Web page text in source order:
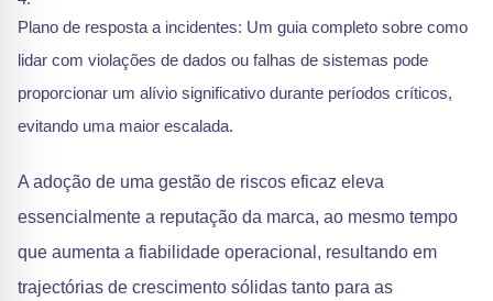
Plano de resposta a incidentes: Um guia completo sobre como
lidar com violações de dados ou falhas de sistemas pode
proporcionar um alívio significativo durante períodos críticos,
evitando uma maior escalada.
A adoção de uma gestão de riscos eficaz eleva
essencialmente a reputação da marca, ao mesmo tempo
que aumenta a fiabilidade operacional, resultando em
trajectórias de crescimento sólidas tanto para as